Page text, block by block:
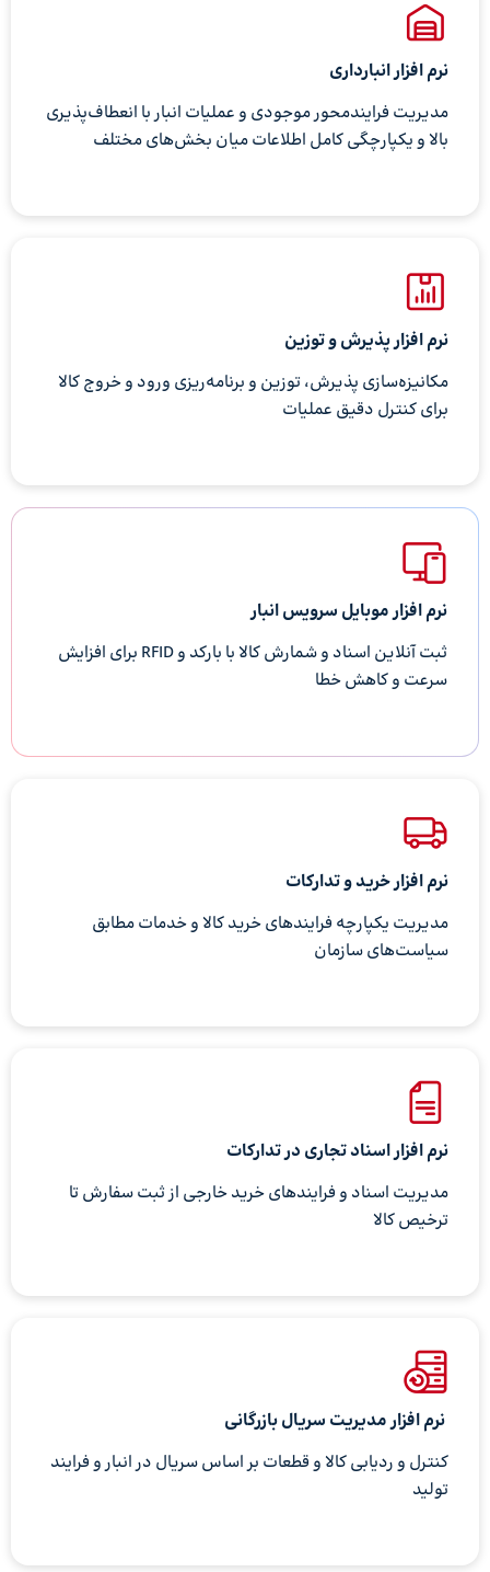
نرم افزار انبارداری
مدیریت فرایندمحور موجودی و عملیات انبار با انعطاف‌پذیری
بالا و یکپارچگی کامل اطلاعات میان بخش‌های مختلف
نرم افزار پذیرش و توزین
مکانیزه‌سازی پذیرش، توزین و برنامه‌ریزی ورود و خروج کالا
برای کنترل دقیق عملیات
نرم افزار موبایل سرویس انبار
ثبت آنلاین اسناد و شمارش کالا با بارکد و RFID برای افزایش
سرعت و کاهش خطا
نرم‌ افزار خرید و تدارکات
مدیریت یکپارچه فرایندهای خرید کالا و خدمات مطابق
سیاست‌های سازمان
نرم افزار اسناد تجاری در تدارکات
مدیریت اسناد و فرایندهای خرید خارجی از ثبت سفارش تا
ترخیص کالا
نرم افزار مدیریت سریال بازرگانی
کنترل و ردیابی کالا و قطعات بر اساس سریال در انبار و فرایند
تولید